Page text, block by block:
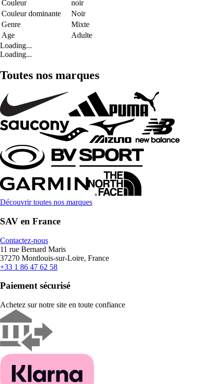
Couleur
noir
Couleur dominante
Noir
Genre
Mixte
Age
Adulte
Loading...
Loading...
Toutes nos marques
Découvrir toutes nos marques
SAV en France
Contactez-nous
11 rue Bernard Maris
37270 Montlouis-sur-Loire, France
+33 1 86 47 62 58
Paiement sécurisé
Achetez sur notre site en toute confiance